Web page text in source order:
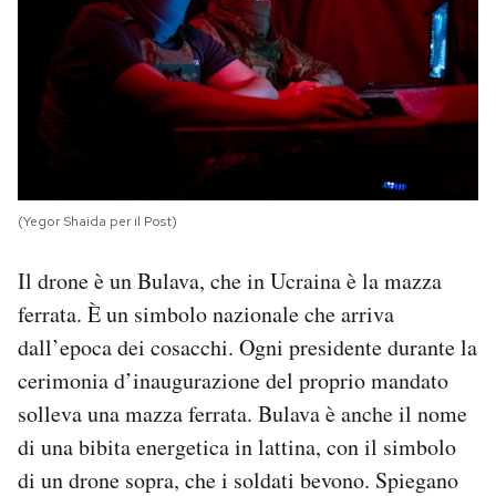
(Yegor Shaida per il Post)
Il drone è un Bulava, che in Ucraina è la mazza
ferrata. È un simbolo nazionale che arriva
dall’epoca dei cosacchi. Ogni presidente durante la
cerimonia d’inaugurazione del proprio mandato
solleva una mazza ferrata. Bulava è anche il nome
di una bibita energetica in lattina, con il simbolo
di un drone sopra, che i soldati bevono. Spiegano